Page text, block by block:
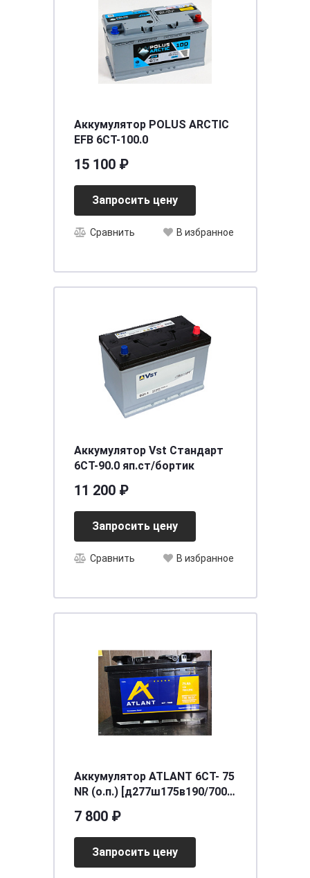
Аккумулятор POLUS ARCTIC
EFB 6СТ-100.0
15 100 ₽
Запросить цену
Сравнить В избранное
Аккумулятор Vst Стандарт
6СТ-90.0 яп.ст/бортик
11 200 ₽
Запросить цену
Сравнить В избранное
Аккумулятор ATLANT 6СТ- 75
NR (о.п.) [д277ш175в190/700]
7 800 ₽
Запросить цену